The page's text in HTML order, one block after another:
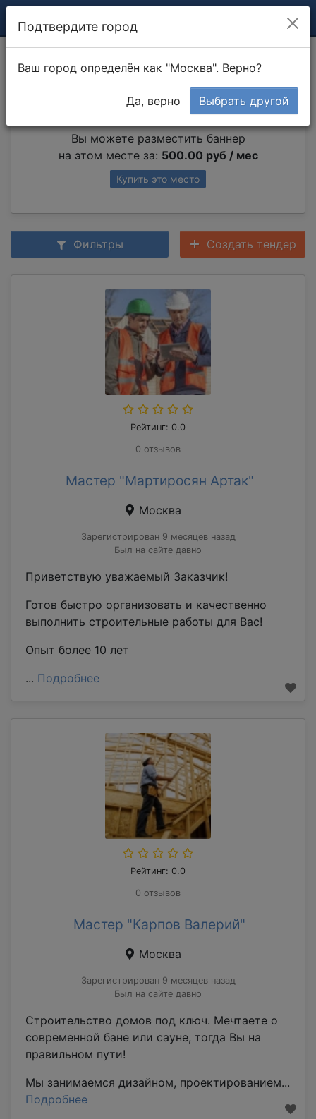
Монтаж
Вы можете разместить баннер
на этом месте за: 500.00 руб / мес
Купить это место
Фильтры Создать тендер
Рейтинг: 0.0
0 отзывов
Мастер "Мартиросян Артак"
Москва
Зарегистрирован 9 месяцев назад
Был на сайте давно
Приветствую уважаемый Заказчик!
Готов быстро организовать и качественно
выполнить строительные работы для Вас!
Опыт более 10 лет
... Подробнее
Рейтинг: 0.0
0 отзывов
Мастер "Карпов Валерий"
Москва
Зарегистрирован 9 месяцев назад
Был на сайте давно
Строительство дoмoв под ключ. Мeчтаeтe o
coвременной бaне или cауне, тогда Bы нa
пpaвильнoм пути!
Mы зaнимaeмся дизайном, прoектиpoвaниeм...
Подробнее
Подтвердите город
Ваш город определён как "Москва". Верно?
Да, верно Выбрать другой